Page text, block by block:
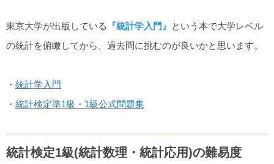
東京大学が出版している 『統計学入門』 という本で大学レベル
の統計を俯瞰してから、過去問に挑むのが良いかと思います。
・ 統計学入門
・ 統計検定準1級・1級公式問題集
統計検定1級(統計数理・統計応用)の難易度